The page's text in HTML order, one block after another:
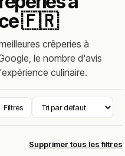
🇫🇷
crêperies à
le nombre d'avis
culinaire.
Filtres
Supprimer tous les filtres